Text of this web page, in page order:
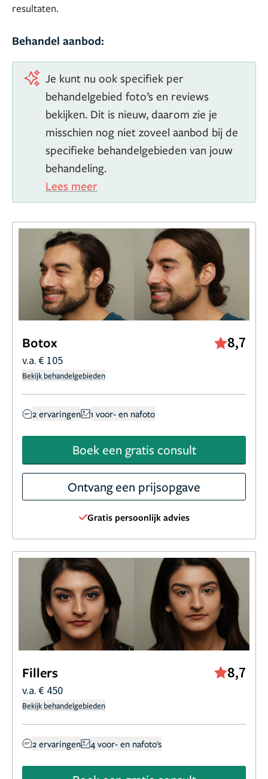
resultaten.
Behandel aanbod:
Je kunt nu ook specifiek per
behandelgebied foto’s en reviews
bekijken. Dit is nieuw, daarom zie je
misschien nog niet zoveel aanbod bij de
specifieke behandelgebieden van jouw
behandeling.
Lees meer
Botox 8,7
v.a. € 105
Bekijk behandelgebieden
2 ervaringen 1 voor- en nafoto
Boek een gratis consult
Ontvang een prijsopgave
Gratis persoonlijk advies
Fillers 8,7
v.a. € 450
Bekijk behandelgebieden
2 ervaringen 4 voor- en nafoto's